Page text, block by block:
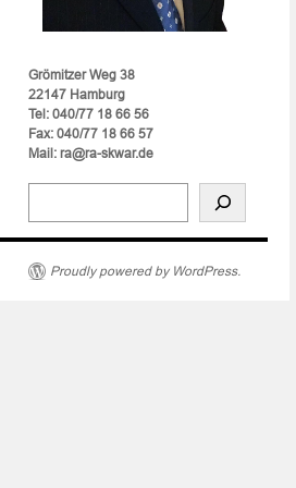
Grömitzer Weg 38
22147 Hamburg
Tel: 040/77 18 66 56
Fax: 040/77 18 66 57
Mail: ra@ra-skwar.de
Proudly powered by WordPress.